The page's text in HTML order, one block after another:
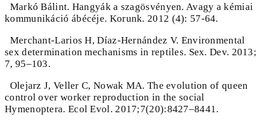
Markó Bálint. Hangyák a szagösvényen. Avagy a kémiai
kommunikáció ábécéje. Korunk. 2012 (4): 57-64.
Merchant-Larios H, Díaz-Hernández V. Environmental
sex determination mechanisms in reptiles. Sex. Dev. 2013;
7, 95–103.
Olejarz J, Veller C, Nowak MA. The evolution of queen
control over worker reproduction in the social
Hymenoptera. Ecol Evol. 2017;7(20):8427–8441.